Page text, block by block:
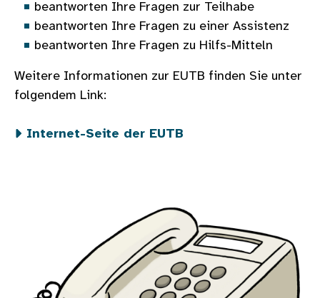
beantworten Ihre Fragen zur Teilhabe
beantworten Ihre Fragen zu einer Assistenz
beantworten Ihre Fragen zu Hilfs-Mitteln
Weitere Informationen zur EUTB finden Sie unter
folgendem Link:
Internet-Seite der EUTB